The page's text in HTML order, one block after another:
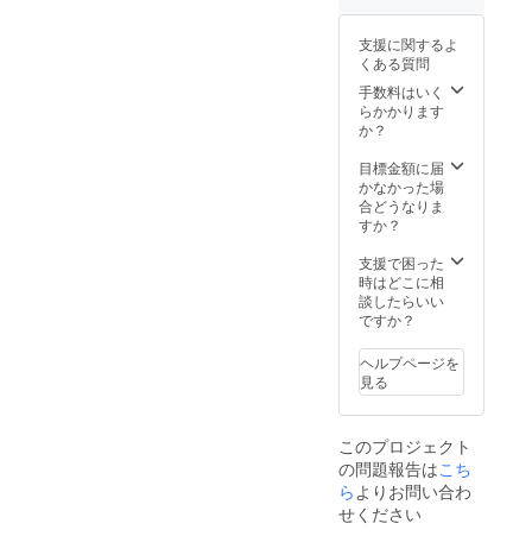
イカわ
たを特
製の返
し醤油
で漬け
こみプ
〇食べ
方 ※調
理の際
でイカ
わたを
一本ず
つ切り
離して
お使い
い。 ・
冷凍の
状態で
切りつ
けし、
ルイベ
でご賞
業で塩
た塩蔵
ウニ。
添加物
や酸化
防止剤
入らな
い塩の
みで仕
上げ、
ムラサ
キウニ
の味を
凝縮。
限：冷
凍は
2023年
7月11日
解凍後
は冷蔵
庫で1週
間以内
4）イカ
報告を
しくは
Instagr
amでお
送りし
ます。
もは二
毛作
で、4月
収穫は
り、12
月収穫
は冬掘
りと呼
す。今
回ご用
意する
畑は
11月収
穫の冬
掘りの
畑にな
りま
または
成長報
告を
LINEも
しくは
Instagr
送りし
ます。
2022年
は5㎏の
お届
け、
2023年
はオー
木から
収穫さ
れた高
徳をお
たしま
す。 一
本の高
徳の樹
木から
支援に関するよ
くある質問
手数料はいく
らかかります
か？
目標金額に届
かなかった場
合どうなりま
すか？
支援で困った
時はどこに相
談したらいい
ですか？
ヘルプページを
見る
このプロジェクト
の問題報告はこち
らよりお問い合わ
せください